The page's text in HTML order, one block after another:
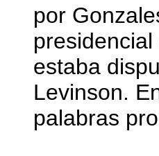
por
estaba
Levinson.
palabras